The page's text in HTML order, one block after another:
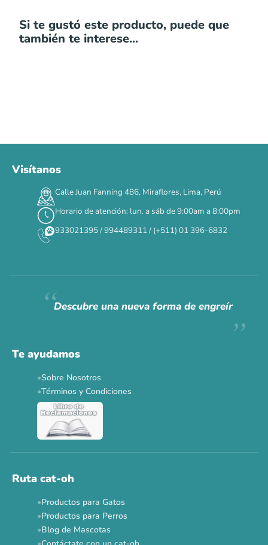
Si te gustó este producto, puede que
también te interese...
DÍAS HORAS MIN SEG
✕
Siempre fuimosraros.
Ver todas las promos 🐾
Visítanos
Calle Juan Fanning 486, Miraflores, Lima, Perú
Horario de atención: lun. a sáb de 9:00am a 8:00pm
933021395 / 994489311 / (+511) 01 396-6832
Descubre una nueva forma de engreír
Te ayudamos
Sobre Nosotros
Términos y Condiciones
Ruta cat-oh
Productos para Gatos
Productos para Perros
Blog de Mascotas